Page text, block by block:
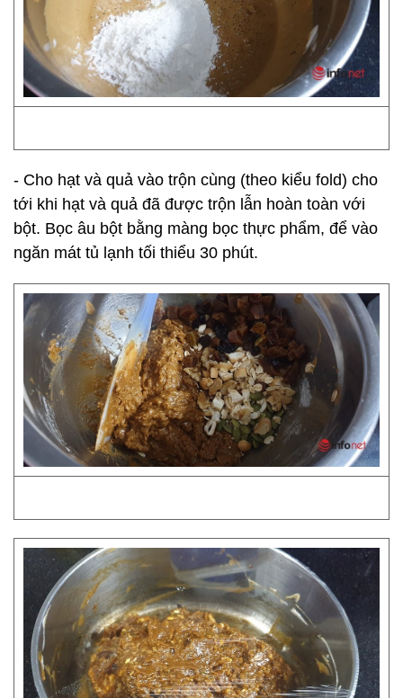
- Cho hạt và quả vào trộn cùng (theo kiểu fold) cho
tới khi hạt và quả đã được trộn lẫn hoàn toàn với
bột. Bọc âu bột bằng màng bọc thực phẩm, để vào
ngăn mát tủ lạnh tối thiểu 30 phút.